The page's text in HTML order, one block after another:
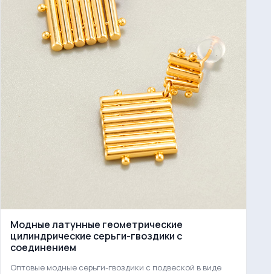
Модные латунные геометрические
цилиндрические серьги-гвоздики с
соединением
Оптовые модные серьги-гвоздики с подвеской в виде